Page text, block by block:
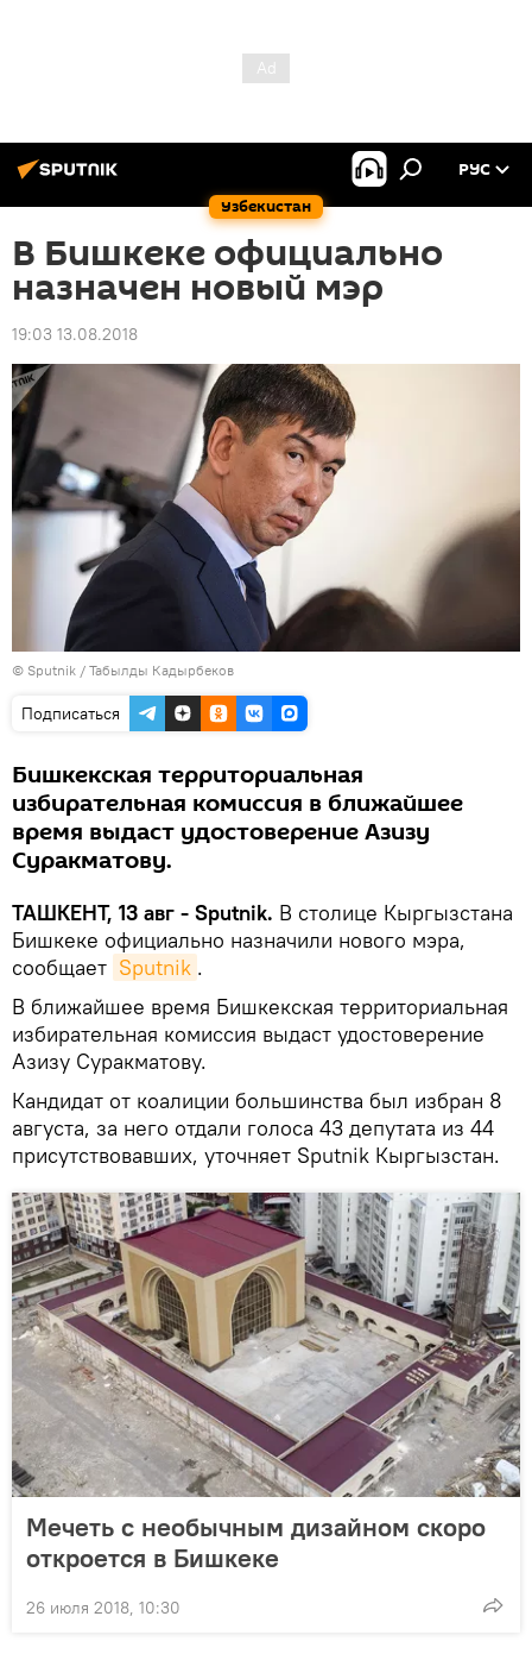
Узбекистан
РУС
В Бишкеке официально
назначен новый мэр
19:03 13.08.2018
© Sputnik / Табылды Кадырбеков
Подписаться
Бишкекская территориальная
избирательная комиссия в ближайшее
время выдаст удостоверение Азизу
Суракматову.
ТАШКЕНТ, 13 авг - Sputnik. В столице Кыргызстана
Бишкеке официально назначили нового мэра,
сообщает Sputnik .
В ближайшее время Бишкекская территориальная
избирательная комиссия выдаст удостоверение
Азизу Суракматову.
Кандидат от коалиции большинства был избран 8
августа, за него отдали голоса 43 депутата из 44
присутствовавших, уточняет Sputnik Кыргызстан.
Мечеть с необычным дизайном скоро
откроется в Бишкеке
26 июля 2018, 10:30